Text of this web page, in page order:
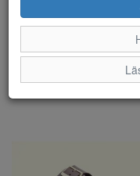
18 artiklar